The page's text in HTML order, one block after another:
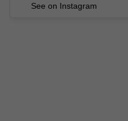
See on Instagram